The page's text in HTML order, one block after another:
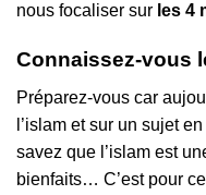
nous focaliser sur les 4
Connaissez-vous
Préparez-vous car
l’islam et sur un sujet
savez que l’islam est
bienfaits… C’est pour